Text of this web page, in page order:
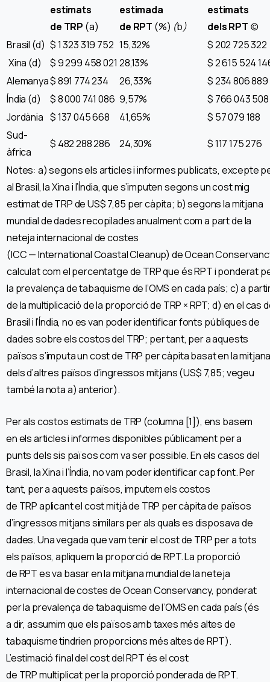
estimats
de TRP (a)
estimada
de RPT (%) (b)
estimats
dels RPT (c)
Brasil (d) $ 1 323 319 752 15,32%
$ 202 725 322
Xina (d)
$ 9 299 458 021 28,13%
$ 2 615 524
Alemanya$ 891 774 234 26,33%
$ 234 806 889
Índia (d)
$ 8 000 741 086 9,57%
$ 766 043 508
Jordània $ 137 045 668 41,65%
$ 57 079 188
Sud-
àfrica
$ 482 288 286 24,30%
$ 117 175 276
Notes: a) segons els articles i informes publicats, excepte
al Brasil, la Xina i l’Índia, que s’imputen segons un cost mig
estimat de TRP de US$ 7,85 per càpita; b) segons la mitjana
mundial de dades recopilades anualment com a part de la
neteja internacional de costes
(ICC — International Coastal Cleanup) de Ocean
calculat com el percentatge de TRP que és RPT i ponderat
la prevalença de tabaquisme de l’OMS en cada país; c) a
de la multiplicació de la proporció de TRP × RPT; d) en el cas
Brasil i l’Índia, no es van poder identificar fonts públiques de
dades sobre els costos del TRP; per tant, per a aquests
països s’imputa un cost de TRP per càpita basat en la
dels d’altres països d’ingressos mitjans (US$ 7,85; vegeu
també la nota a) anterior).
Per als costos estimats de TRP (columna [1]), ens basem
en els articles i informes disponibles públicament per a
punts dels sis països com va ser possible. En els casos del
Brasil, la Xina i l’Índia, no vam poder identificar cap font. Per
tant, per a aquests països, imputem els costos
de TRP aplicant el cost mitjà de TRP per càpita de països
d’ingressos mitjans similars per als quals es disposava de
dades. Una vegada que vam tenir el cost de TRP per a tots
els països, apliquem la proporció de RPT. La proporció
de RPT es va basar en la mitjana mundial de la neteja
internacional de costes de Ocean Conservancy, ponderat
per la prevalença de tabaquisme de l’OMS en cada país (és
a dir, assumim que els països amb taxes més altes de
tabaquisme tindrien proporcions més altes de RPT).
L’estimació final del cost del RPT és el cost
de TRP multiplicat per la proporció ponderada de RPT.